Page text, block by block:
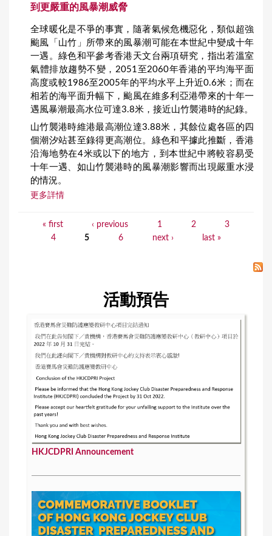
到更嚴重的風暴潮威脅
全球暖化是不爭的事實，隨著氣候危機惡化，類似超強
颱風「山竹」所帶來的風暴潮可能在本世紀中變成十年
一遇。綠色和平參考香港天文台兩項研究，指出若溫室
氣體排放趨勢不變，2051至2060年香港的平均海平面
高度或較1986至2005年的平均水平上升近0.6米；而在
相若的海平面升幅下，颱風在維多利亞港帶來的十年一
遇風暴潮最高水位可達3.8米，接近山竹襲港時的紀錄。
山竹襲港時維港最高潮位達3.88米，其餘位處各區的四
個潮汐站甚至錄得更高潮位。綠色和平據此推斷，香港
沿海地勢在4米或以下的地方，到本世紀中將較容易受
十年一遇、如山竹襲港時的風暴潮影響而出現嚴重水浸
的情況。
更多詳情
« first ‹ previous 1 2
3
4
5 6 next › last »
活動預告
HKJCDPRI Announcement